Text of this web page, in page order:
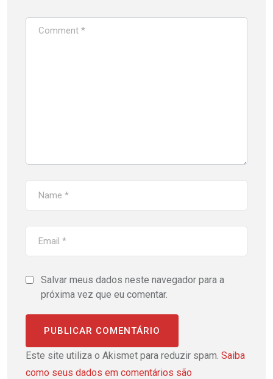
Salvar meus dados neste navegador para a
próxima vez que eu comentar.
Este site utiliza o Akismet para reduzir spam. Saiba
como seus dados em comentários são